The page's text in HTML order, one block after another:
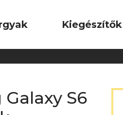
Kiegészítők
S6